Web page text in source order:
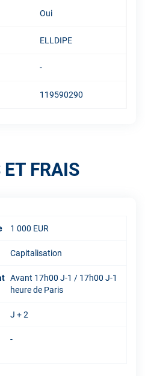
Oui
ELLDIPE
-
119590290
FRAIS
1 000 EUR
Capitalisation
Avant 17h00 J-1 / 17h00 J-1
heure de Paris
J + 2
-